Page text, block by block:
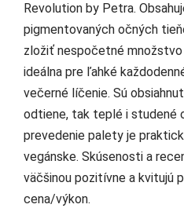
Revolution by Petra.
pigmentovaných očných
zložiť nespočetné
ideálna pre ľahké
večerné líčenie. Sú
odtiene, tak teplé i studené
prevedenie palety je
vegánske. Skúsenosti a
väčšinou pozitívne a kvitujú
cena/výkon.